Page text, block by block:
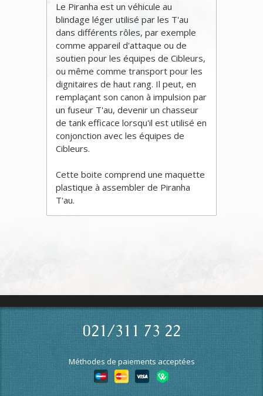
Le Piranha est un véhicule au
blindage léger utilisé par les T'au
dans différents rôles, par exemple
comme appareil d'attaque ou de
soutien pour les équipes de Cibleurs,
ou même comme transport pour les
dignitaires de haut rang. Il peut, en
remplaçant son canon à impulsion par
un fuseur T'au, devenir un chasseur
de tank efficace lorsqu'il est utilisé en
conjonction avec les équipes de
Cibleurs.
Cette boite comprend une maquette
plastique à assembler de Piranha
T'au.
021/311 73 22
Méthodes de paiements acceptées